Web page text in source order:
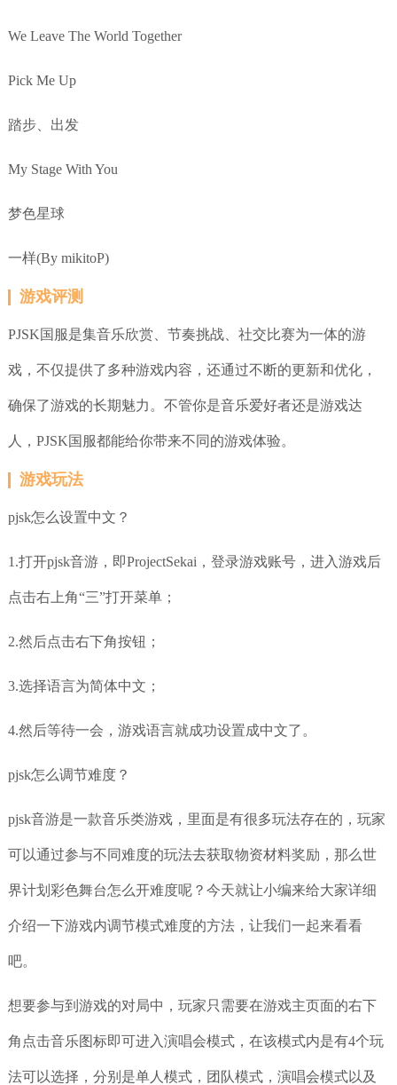
We Leave The World Together
Pick Me Up
踏步、出发
My Stage With You
梦色星球
一样(By mikitoP)
游戏评测
PJSK国服是集音乐欣赏、节奏挑战、社交比赛为一体的游
戏，不仅提供了多种游戏内容，还通过不断的更新和优化，
确保了游戏的长期魅力。不管你是音乐爱好者还是游戏达
人，PJSK国服都能给你带来不同的游戏体验。
游戏玩法
pjsk怎么设置中文？
1.打开pjsk音游，即ProjectSekai，登录游戏账号，进入游戏后
点击右上角“三”打开菜单；
2.然后点击右下角按钮；
3.选择语言为简体中文；
4.然后等待一会，游戏语言就成功设置成中文了。
pjsk怎么调节难度？
pjsk音游是一款音乐类游戏，里面是有很多玩法存在的，玩家
可以通过参与不同难度的玩法去获取物资材料奖励，那么世
界计划彩色舞台怎么开难度呢？今天就让小编来给大家详细
介绍一下游戏内调节模式难度的方法，让我们一起来看看
吧。
想要参与到游戏的对局中，玩家只需要在游戏主页面的右下
角点击音乐图标即可进入演唱会模式，在该模式内是有4个玩
法可以选择，分别是单人模式，团队模式，演唱会模式以及